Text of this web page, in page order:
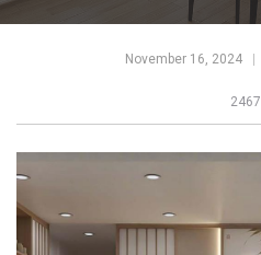
November 16, 2024
2467